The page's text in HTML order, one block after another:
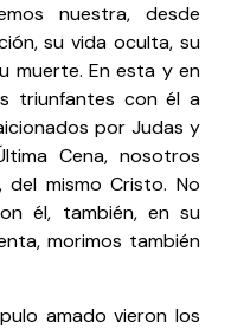
nuestra, desde
su vida oculta, su
muerte. En esta y en
triunfantes con él a
por Judas y
Cena, nosotros
mismo Cristo. No
él, también, en su
morimos también
amado vieron los